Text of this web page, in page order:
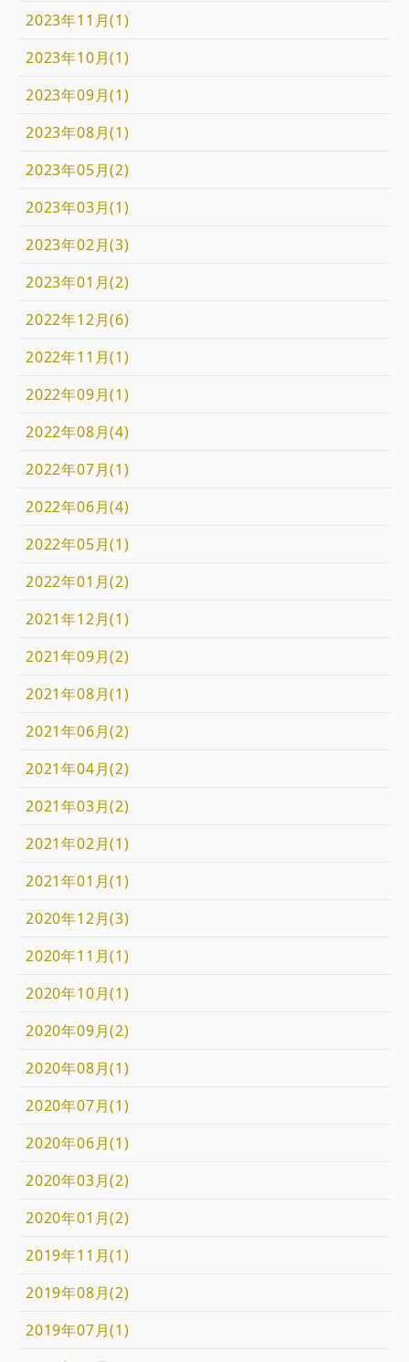
2023年11月(1)
2023年10月(1)
2023年09月(1)
2023年08月(1)
2023年05月(2)
2023年03月(1)
2023年02月(3)
2023年01月(2)
2022年12月(6)
2022年11月(1)
2022年09月(1)
2022年08月(4)
2022年07月(1)
2022年06月(4)
2022年05月(1)
2022年01月(2)
2021年12月(1)
2021年09月(2)
2021年08月(1)
2021年06月(2)
2021年04月(2)
2021年03月(2)
2021年02月(1)
2021年01月(1)
2020年12月(3)
2020年11月(1)
2020年10月(1)
2020年09月(2)
2020年08月(1)
2020年07月(1)
2020年06月(1)
2020年03月(2)
2020年01月(2)
2019年11月(1)
2019年08月(2)
2019年07月(1)